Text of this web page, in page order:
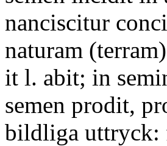
nanciscitur
naturam
it l. abit; in
semen prodit,
bildliga uttryck: